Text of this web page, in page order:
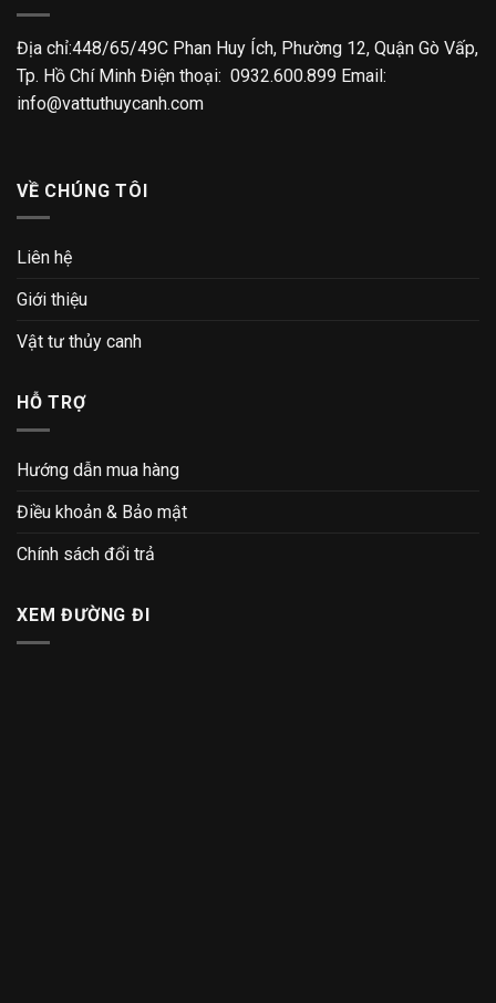
Địa chỉ:448/65/49C Phan Huy Ích, Phường 12, Quận Gò Vấp,
Tp. Hồ Chí Minh Điện thoại: 0932.600.899 Email:
info@vattuthuycanh.com
VỀ CHÚNG TÔI
Liên hệ
Giới thiệu
Vật tư thủy canh
HỖ TRỢ
Hướng dẫn mua hàng
Điều khoản & Bảo mật
Chính sách đổi trả
XEM ĐƯỜNG ĐI